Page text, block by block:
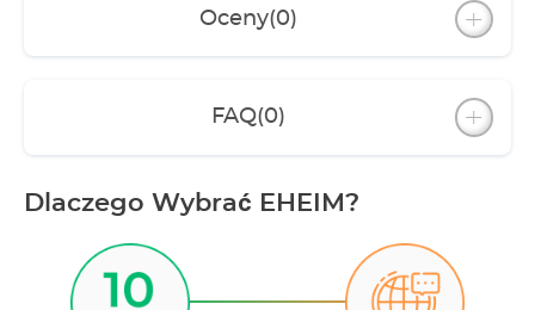
Oceny(0)
FAQ(0)
Dlaczego Wybrać EHEIM?